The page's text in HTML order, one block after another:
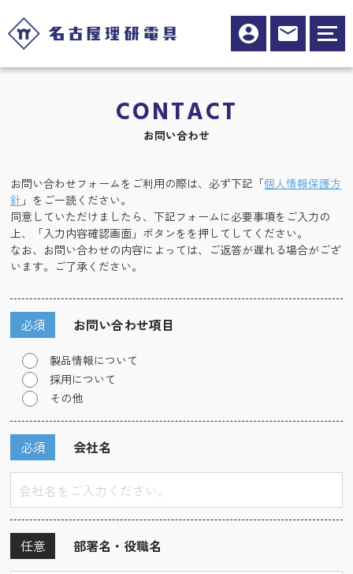
CONTACT
お問い合わせ
お問い合わせフォームをご利用の際は、必ず下記「個人情報保護方
針 」をご一読ください。
同意していただけましたら、下記フォームに必要事項をご入力の
上、「入力内容確認画面」ボタンをを押してしてください。
なお、お問い合わせの内容によっては、ご返答が遅れる場合がござ
います。ご了承ください。
お問い合わせ項目
必須
製品情報について
採用について
その他
会社名
必須
部署名・役職名
任意